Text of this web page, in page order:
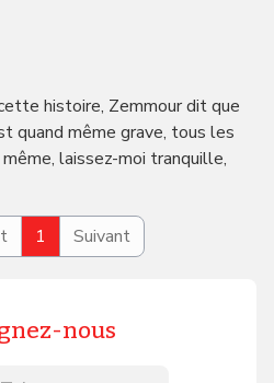
histoire, Zemmour dit que
quand même grave, tous les
laissez-moi tranquille,
1 Suivant
nous